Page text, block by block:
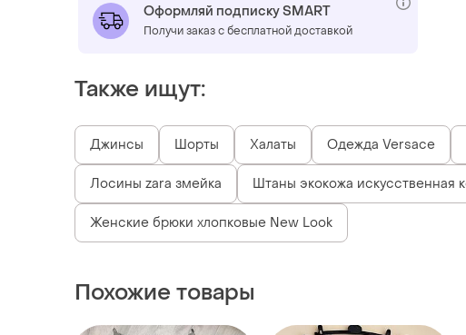
Оформляй подписку SMART
Получи заказ с бесплатной доставкой
Также ищут:
Джинсы Шорты Халаты Одежда Versace
Лосины zara змейка Штаны экокожа искусственная
Женские брюки хлопковые New Look
Похожие товары